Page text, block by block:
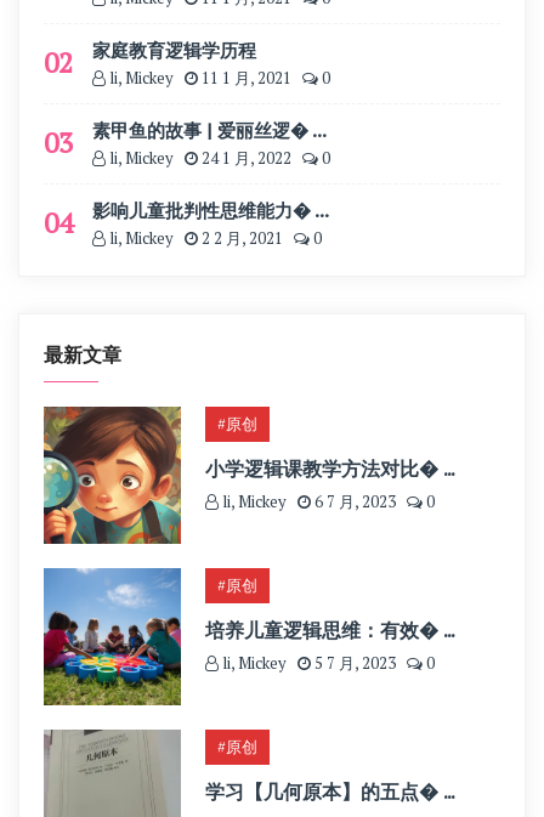
02 家庭教育逻辑学历程
li, Mickey 11 1 月, 2021 0
03 素甲鱼的故事 | 爱丽丝逻� ...
li, Mickey 24 1 月, 2022 0
04 影响儿童批判性思维能力� ...
li, Mickey 2 2 月, 2021 0
最新文章
#原创
小学逻辑课教学方法对比� ...
li, Mickey 6 7 月, 2023 0
#原创
培养儿童逻辑思维：有效� ...
li, Mickey 5 7 月, 2023 0
#原创
学习【几何原本】的五点� ...